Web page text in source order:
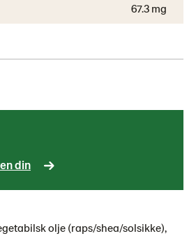
olje (raps/shea/solsikke),
67.3 mg
din